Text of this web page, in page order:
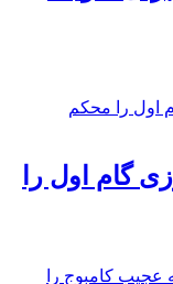
گام اول را